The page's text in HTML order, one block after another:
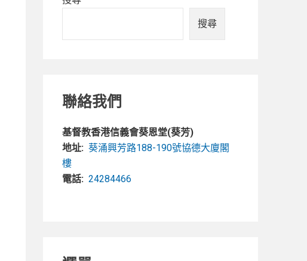
Sidebar
搜尋
聯絡我們
基督教香港信義會葵恩堂(葵芳)
地址: 葵涌興芳路188-190號協德大廈閣
樓
電話: 24284466